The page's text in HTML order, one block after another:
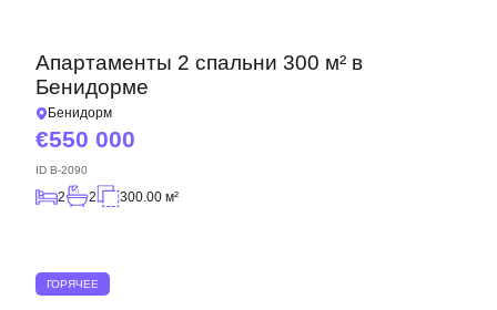
Апартаменты 2 спальни 300 м² в
Бенидорме
Бенидорм
550 000
ID B-2090
2 2 300.00 м²
ГОРЯЧЕЕ